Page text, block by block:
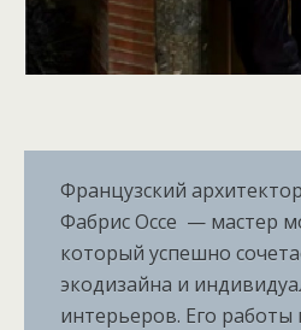
Французский
Фабрис Оссе — мастер
который успешно
экодизайна и
интерьеров. Его работы